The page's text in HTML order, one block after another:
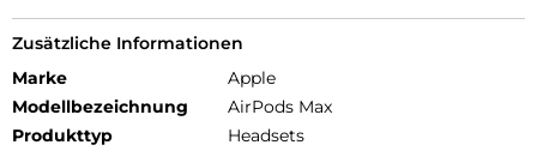
Zusätzliche Informationen
Marke
Apple
Modellbezeichnung
AirPods Max
Produkttyp
Headsets